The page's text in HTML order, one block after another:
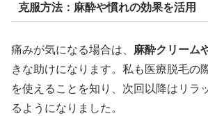
克服方法：麻酔や慣れの効果を活用
痛みが気になる場合は、 麻酔クリーム
きな助けになります。私も医療脱毛の
を使えることを知り、次回以降はリラ
るようになりました。